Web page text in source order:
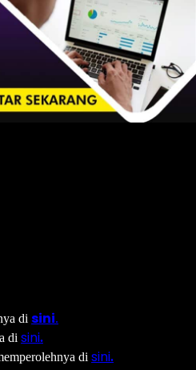
di sini.
di sini.
di sini.